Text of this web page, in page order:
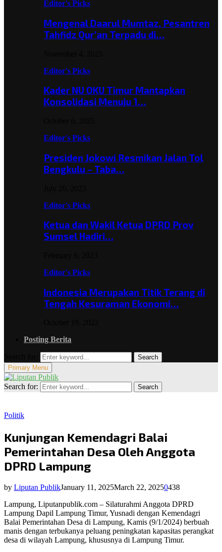
Editor's Picks
Mengenal Daarul Mumtaz, Pesantren
Tahfidz Qur’an Terpadu di…
Editor's Picks
Kader NU OKU Timur Mantapkan
Konsolidasi Menuju 1…
Editor's Picks
Presiden Jokowi Resmikan Jalan Tol
Bengkulu – Taba…
Editor's Picks
Ketua dan Wakil Ketua DPRD Prov
Sumsel Hadiri…
Editor's Picks
Indonesia Merupakan Titik Terang di
Tengah Kesuraman Ekonomi…
Posting Berita
Search
Primary Menu
Search for: Search
Politik
Kunjungan Kemendagri Balai
Pemerintahan Desa Oleh Anggota
DPRD Lampung
by Liputan PublikJanuary 11, 2025March 22, 20250438
Lampung, Liputanpublik.com – Silaturahmi Anggota DPRD
Lampung Dapil Lampung Timur, Yusnadi dengan Kemendagri
Balai Pemerintahan Desa di Lampung, Kamis (9/1/2024) berbuah
manis dengan terbukanya peluang peningkatan kapasitas perangkat
desa di wilayah Lampung, khususnya di Lampung Timur.